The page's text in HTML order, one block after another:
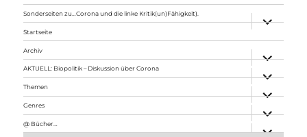
Sonderseiten zu…Corona und die linke Kritik(un)Fähigkeit).
anzeigen
Startseite
Archiv
anzeigen
AKTUELL: Biopolitik – Diskussion über Corona
anzeigen
Themen
anzeigen
Genres
anzeigen
@ Bücher…